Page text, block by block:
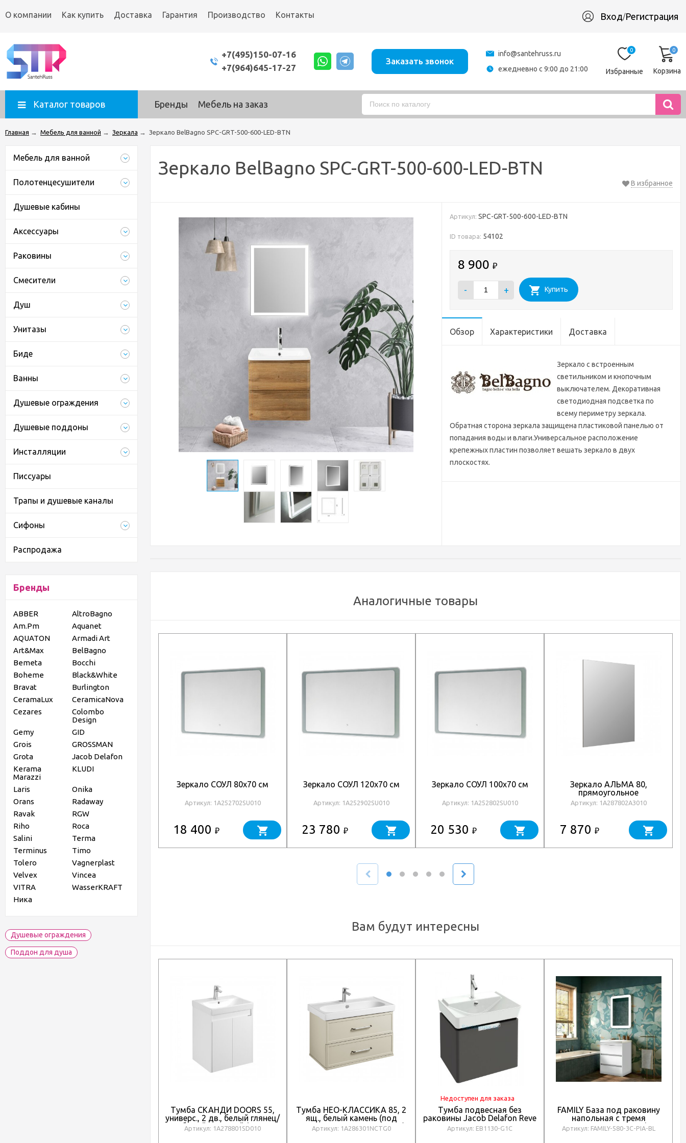
О компании Как купить Доставка Гарантия Производство Контакты Вход/Регистрация
+7(495)150-07-16
+7(964)645-17-27
Заказать звонок
info@santehruss.ru
ежедневно с 9:00 до 21:00
0
Избранные
0
Корзина
Каталог товаров Бренды Мебель на заказ
Главная → Мебель для ванной → Зеркала → Зеркало BelBagno SPC-GRT-500-600-LED-BTN
Мебель для ванной
Полотенцесушители
Душевые кабины
Аксессуары
Раковины
Смесители
Душ
Унитазы
Биде
Ванны
Душевые ограждения
Душевые поддоны
Инсталляции
Писсуары
Трапы и душевые каналы
Сифоны
Распродажа
Бренды
ABBER
AltroBagno
Am.Pm
Aquanet
AQUATON
Armadi Art
Art&Max
BelBagno
Bemeta
Bocchi
Boheme
Black&White
Bravat
Burlington
CeramaLux
CeramicaNova
Cezares
Colombo
Design
Gemy
GID
Grois
GROSSMAN
Grota
Jacob Delafon
Kerama
Marazzi
KLUDI
Laris
Onika
Orans
Radaway
Ravak
RGW
Riho
Roca
Salini
Terma
Terminus
Timo
Tolero
Vagnerplast
Velvex
Vincea
VITRA
WasserKRAFT
Ника
Душевые ограждения
Поддон для душа
Зеркало BelBagno SPC-GRT-500-600-LED-BTN
В избранное
Артикул: SPC-GRT-500-600-LED-BTN
ID товара: 54102
8 900 ₽
- + Купить
Обзор Характеристики Доставка
Зеркало с встроенным
светильником и кнопочным
выключателем. Декоративная
светодиодная подсветка по
всему периметру зеркала.
Обратная сторона зеркала защищена пластиковой панелью от
попадания воды и влаги.Универсальное расположение
крепежных пластин позволяет вешать зеркало в двух
плоскостях.
Аналогичные товары
Зеркало СОУЛ 80x70 см
Артикул: 1A252702SU010
18 400 ₽
Зеркало СОУЛ 120x70 см
Артикул: 1A252902SU010
23 780 ₽
Зеркало СОУЛ 100x70 см
Артикул: 1A252802SU010
20 530 ₽
Зеркало АЛЬМА 80,
прямоугольное
Артикул: 1A287802A3010
7 870 ₽
Вам будут интересны
Тумба СКАНДИ DOORS 55,
универс., 2 дв., белый глянец/
белый матовый (под
раковину АДРИАНА 55)
Артикул: 1A278801SD010
Тумба НЕО-КЛАССИКА 85, 2
ящ., белый камень (под
раковину НЕО КЛАССИК 85)
Артикул: 1A286301NCTG0
Недоступен для заказа
Тумба подвесная без
раковины Jacob Delafon Reve
EB1130-G1C
Артикул: EB1130-G1C
FAMILY База под раковину
напольная с тремя
выкатными ящиками, Bianco
Lucido, 580x470x845, FAMILY-
Артикул: FAMILY-580-3C-PIA-BL